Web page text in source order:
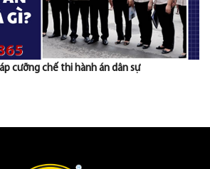
cưỡng chế thi hành án dân sự